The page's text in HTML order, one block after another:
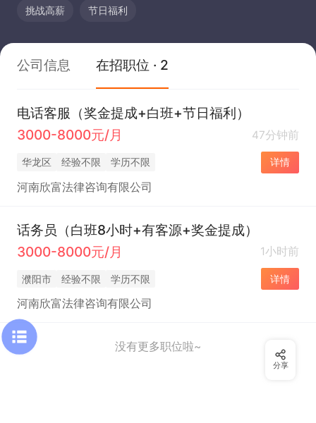
挑战高薪 节日福利
公司信息 在招职位 · 2
电话客服（奖金提成+白班+节日福利）
3000-8000元/月
47分钟前
华龙区 经验不限 学历不限 详情
河南欣富法律咨询有限公司
话务员（白班8小时+有客源+奖金提成）
3000-8000元/月
1小时前
濮阳市 经验不限 学历不限 详情
河南欣富法律咨询有限公司
没有更多职位啦~
分享